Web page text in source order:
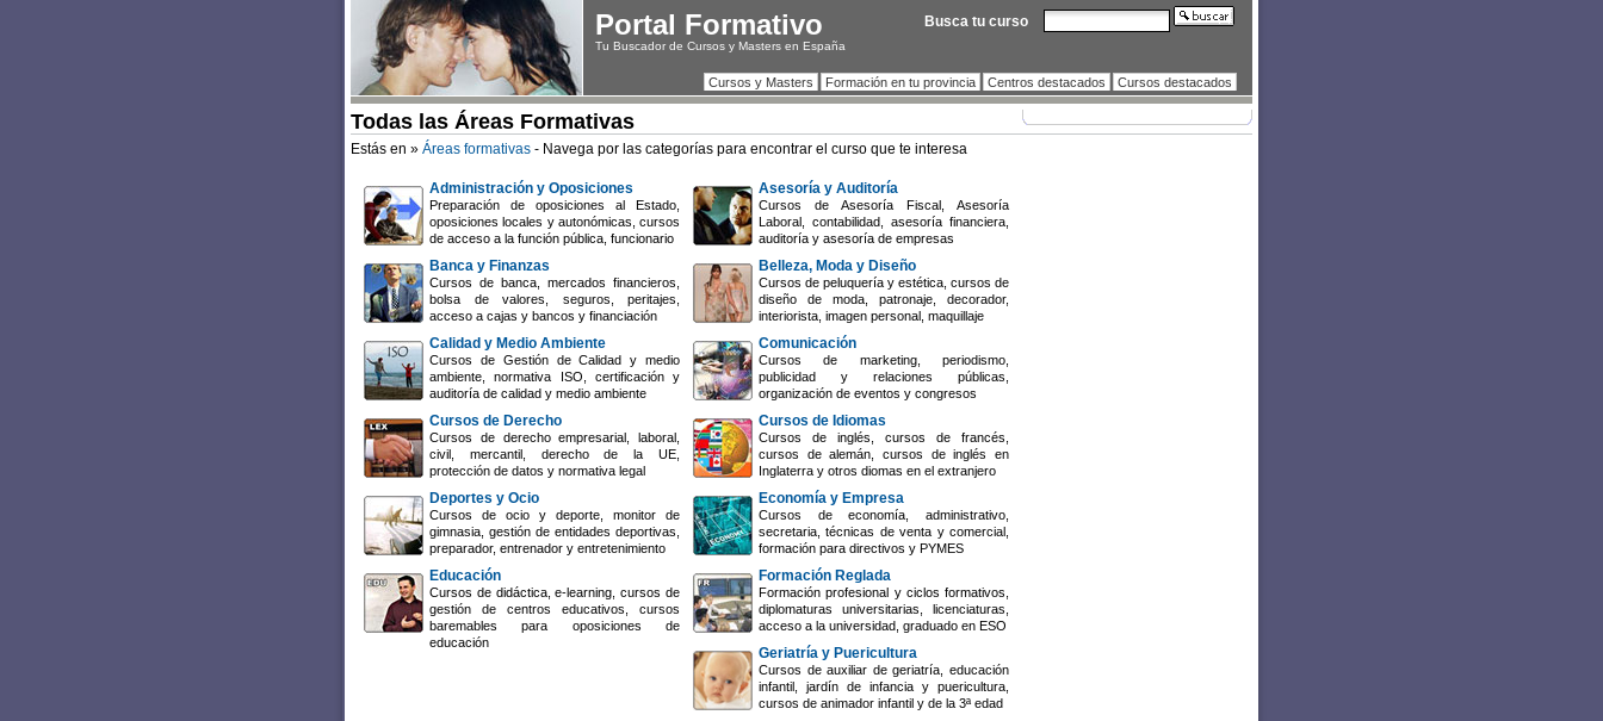
Portal Formativo
Tu Buscador de Cursos y Masters en España
Cursos y Masters Formación en tu provincia Centros destacados Cursos destacados
Todas las Áreas Formativas
Estás en » Áreas formativas - Navega por las categorías para encontrar el curso que te interesa
Administración y Oposiciones
Preparación de oposiciones al Estado,
oposiciones locales y autonómicas, cursos
de acceso a la función pública, funcionario
Asesoría y Auditoría
Cursos de Asesoría Fiscal, Asesoría
Laboral, contabilidad, asesoría financiera,
auditoría y asesoría de empresas
Banca y Finanzas
Cursos de banca, mercados financieros,
bolsa de valores, seguros, peritajes,
acceso a cajas y bancos y financiación
Belleza, Moda y Diseño
Cursos de peluquería y estética, cursos de
diseño de moda, patronaje, decorador,
interiorista, imagen personal, maquillaje
Calidad y Medio Ambiente
Cursos de Gestión de Calidad y medio
ambiente, normativa ISO, certificación y
auditoría de calidad y medio ambiente
Comunicación
Cursos de marketing, periodismo,
publicidad y relaciones públicas,
organización de eventos y congresos
Cursos de Derecho
Cursos de derecho empresarial, laboral,
civil, mercantil, derecho de la UE,
protección de datos y normativa legal
Cursos de Idiomas
Cursos de inglés, cursos de francés,
cursos de alemán, cursos de inglés en
Inglaterra y otros diomas en el extranjero
Deportes y Ocio
Cursos de ocio y deporte, monitor de
gimnasia, gestión de entidades deportivas,
preparador, entrenador y entretenimiento
Economía y Empresa
Cursos de economía, administrativo,
secretaria, técnicas de venta y comercial,
formación para directivos y PYMES
Educación
Cursos de didáctica, e-learning, cursos de
gestión de centros educativos, cursos
baremables para oposiciones de
educación
Formación Reglada
Formación profesional y ciclos formativos,
diplomaturas universitarias, licenciaturas,
acceso a la universidad, graduado en ESO
Geriatría y Puericultura
Cursos de auxiliar de geriatría, educación
infantil, jardín de infancia y puericultura,
cursos de animador infantil y de la 3ª edad
Busca tu curso